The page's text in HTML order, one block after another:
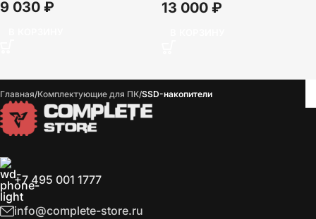
9 030 ₽ 13 000 ₽
Главная Комплектующие для ПК SSD-накопители
+7 495 001 1777
info@complete-store.ru